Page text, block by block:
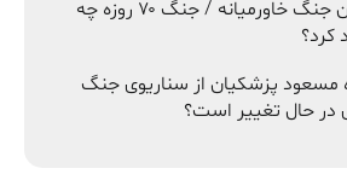
برندگان پنهان جنگ خاورمیانه / جنگ ۷۰ روزه چه
پزشکیان از سناریوی جنگ
تغییر است؟